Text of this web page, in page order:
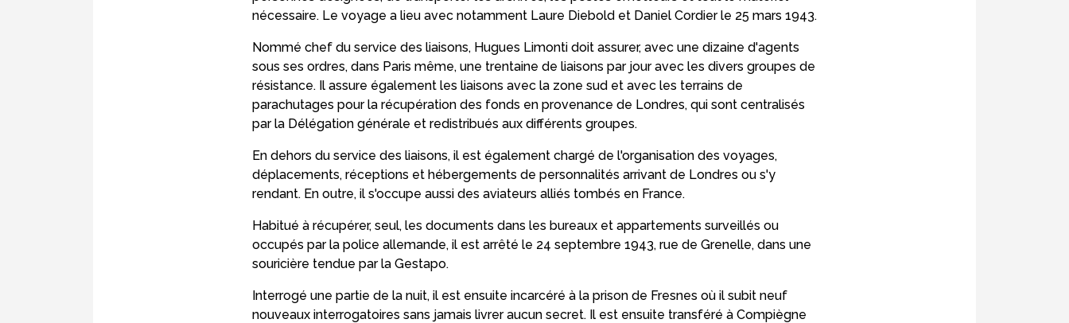
nécessaire. Le voyage a lieu avec notamment Laure Diebold et Daniel Cordier le 25 mars 1943.
Nommé chef du service des liaisons, Hugues Limonti doit assurer, avec une dizaine d'agents
sous ses ordres, dans Paris même, une trentaine de liaisons par jour avec les divers groupes de
résistance. Il assure également les liaisons avec la zone sud et avec les terrains de
parachutages pour la récupération des fonds en provenance de Londres, qui sont centralisés
par la Délégation générale et redistribués aux différents groupes.
En dehors du service des liaisons, il est également chargé de l'organisation des voyages,
déplacements, réceptions et hébergements de personnalités arrivant de Londres ou s'y
rendant. En outre, il s'occupe aussi des aviateurs alliés tombés en France.
Habitué à récupérer, seul, les documents dans les bureaux et appartements surveillés ou
occupés par la police allemande, il est arrêté le 24 septembre 1943, rue de Grenelle, dans une
souricière tendue par la Gestapo.
Interrogé une partie de la nuit, il est ensuite incarcéré à la prison de Fresnes où il subit neuf
nouveaux interrogatoires sans jamais livrer aucun secret. Il est ensuite transféré à Compiègne